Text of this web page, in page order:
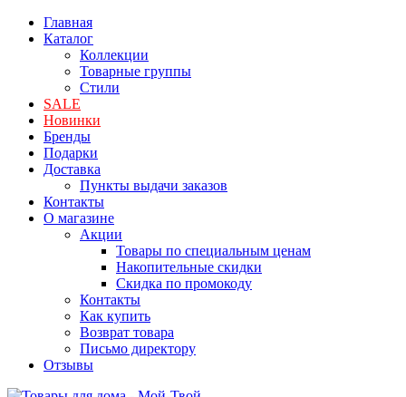
Главная
Каталог
Коллекции
Товарные группы
Стили
SALE
Новинки
Бренды
Подарки
Доставка
Пункты выдачи заказов
Контакты
О магазине
Акции
Товары по специальным ценам
Накопительные скидки
Скидка по промокоду
Контакты
Как купить
Возврат товара
Письмо директору
Отзывы